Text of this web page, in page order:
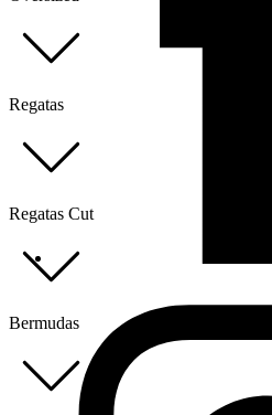
Regatas
Regatas Cut
Bermudas